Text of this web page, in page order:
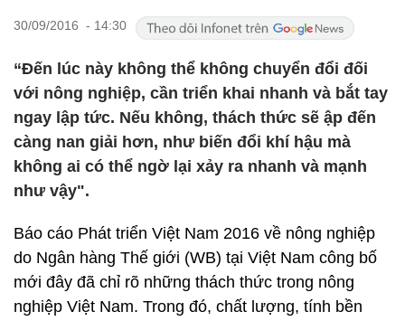
30/09/2016 - 14:30
“Đến lúc này không thể không chuyển đổi đối
với nông nghiệp, cần triển khai nhanh và bắt tay
ngay lập tức. Nếu không, thách thức sẽ ập đến
càng nan giải hơn, như biến đổi khí hậu mà
không ai có thể ngờ lại xảy ra nhanh và mạnh
như vậy".
Báo cáo Phát triển Việt Nam 2016 về nông nghiệp
do Ngân hàng Thế giới (WB) tại Việt Nam công bố
mới đây đã chỉ rõ những thách thức trong nông
nghiệp Việt Nam. Trong đó, chất lượng, tính bền